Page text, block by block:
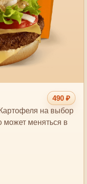
490 ₽
на выбор
меняться в